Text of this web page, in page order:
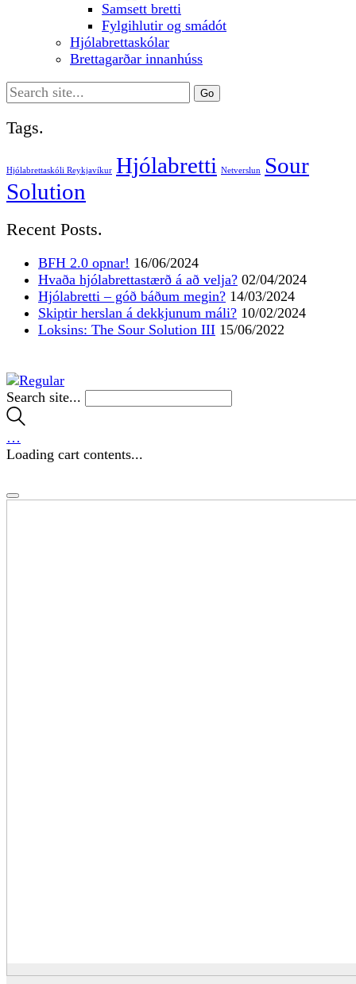
Samsett bretti
Fylgihlutir og smádót
Hjólabrettaskólar
Brettagarðar innanhúss
Search
for:
Tags.
Hjólabrettaskóli Reykjavíkur Hjólabretti Netverslun
Sour
Solution
Recent Posts.
BFH 2.0 opnar! 16/06/2024
Hvaða hjólabrettastærð á að velja? 02/04/2024
Hjólabretti – góð báðum megin? 14/03/2024
Skiptir herslan á dekkjunum máli? 10/02/2024
Loksins: The Sour Solution III 15/06/2022
Search site...
…
Loading cart contents...